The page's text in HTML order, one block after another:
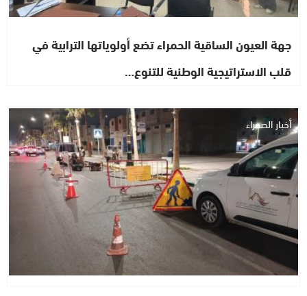
جهة العيون الساقية الحمراء تضع أولوياتها الترابية في
قلب الاستراتيجية الوطنية للتنوع…
أخبار الصحراء